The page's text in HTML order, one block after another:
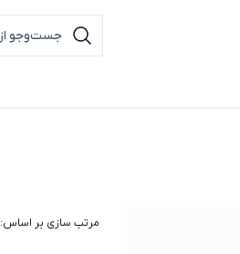
مرتب سازی بر اساس: